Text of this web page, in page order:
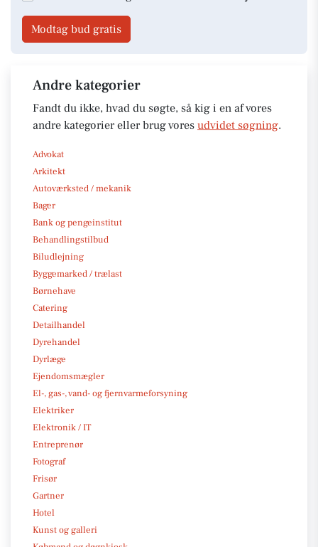
Modtag bud gratis
Andre kategorier
Fandt du ikke, hvad du søgte, så kig i en af vores
andre kategorier eller brug vores udvidet søgning.
Advokat
Arkitekt
Autoværksted / mekanik
Bager
Bank og pengeinstitut
Behandlingstilbud
Biludlejning
Byggemarked / trælast
Børnehave
Catering
Detailhandel
Dyrehandel
Dyrlæge
Ejendomsmægler
El-, gas-, vand- og fjernvarmeforsyning
Elektriker
Elektronik / IT
Entreprenør
Fotograf
Frisør
Gartner
Hotel
Kunst og galleri